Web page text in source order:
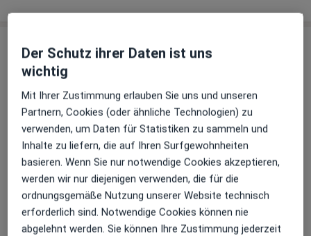
Erfahrungsberichte (13)
13 Bewertungen
Jede einzelne Bewertungen ist wichtig.
Wir prüfen und moderieren
Bewertungen gemäß unserer
Richtlinien. Erfahren Sie mehr über
Bewertungen und wie wir Sterne
berechnen unter Mehr erfahrenMehr über
Der Schutz ihrer Daten ist uns
wichtig
Mit Ihrer Zustimmung erlauben Sie uns und unseren
Partnern, Cookies (oder ähnliche Technologien) zu
verwenden, um Daten für Statistiken zu sammeln und
Inhalte zu liefern, die auf Ihren Surfgewohnheiten
basieren. Wenn Sie nur notwendige Cookies akzeptieren,
werden wir nur diejenigen verwenden, die für die
ordnungsgemäße Nutzung unserer Website technisch
erforderlich sind. Notwendige Cookies können nie
abgelehnt werden. Sie können Ihre Zustimmung jederzeit